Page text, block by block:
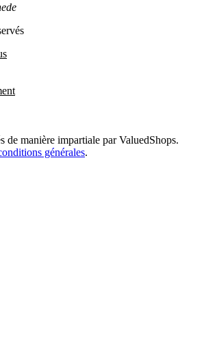
de manière impartiale parValuedShops.
générales.